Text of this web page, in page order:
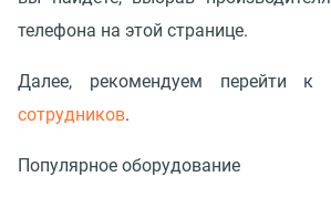
телефона на этой странице.
Далее, рекомендуем перейти к
сотрудников.
Популярное оборудование